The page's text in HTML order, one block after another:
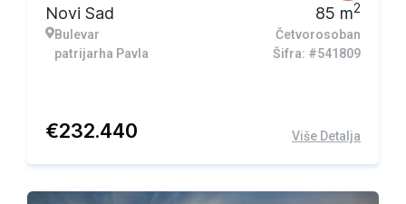
Novi Sad
Bulevar
patrijarha Pavla
85 m2
Četvorosoban
Šifra: #541809
€232.440 Više Detalja